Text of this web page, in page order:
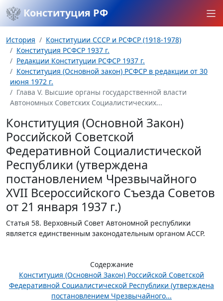
Конституция РФ
История
Конституции СССР и РСФСР (1918-1978)
Конституция РСФСР 1937 г.
Редакции Конституции РСФСР 1937 г.
Конституция (Основной закон) РСФСР в редакции от 30
июня 1972 г.
Глава V. Высшие органы государственной власти
Автономных Советских Социалистических...
Конституция (Основной Закон)
Российской Советской
Федеративной Социалистической
Республики (утверждена
постановлением Чрезвычайного
XVII Всероссийского Съезда Советов
от 21 января 1937 г.)
Статья 58. Верховный Совет Автономной республики
является единственным законодательным органом АССР.
Содержание
Конституция (Основной Закон) Российской Советской
Федеративной Социалистической Республики (утверждена
постановлением Чрезвычайного...